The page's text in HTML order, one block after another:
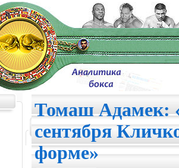
Томаш Адамек:
сентября
форме»